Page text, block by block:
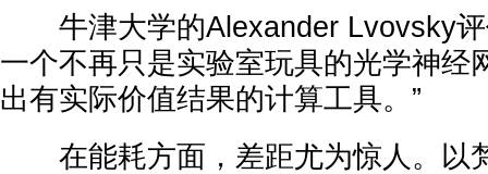
牛津大学的Alexander Lvovsky评
一个不再只是实验室玩具的光学神经
出有实际价值结果的计算工具。”
在能耗方面，差距尤为惊人。以